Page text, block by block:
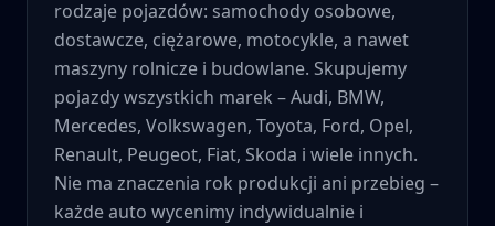
rodzaje pojazdów: samochody osobowe,
dostawcze, ciężarowe, motocykle, a nawet
maszyny rolnicze i budowlane. Skupujemy
pojazdy wszystkich marek – Audi, BMW,
Mercedes, Volkswagen, Toyota, Ford, Opel,
Renault, Peugeot, Fiat, Skoda i wiele innych.
Nie ma znaczenia rok produkcji ani przebieg –
każde auto wycenimy indywidualnie i